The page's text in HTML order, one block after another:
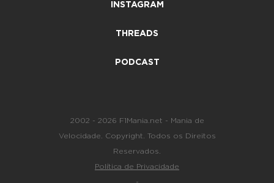
INSTAGRAM
THREADS
PODCAST
2002 - 2026 F1Mania.net - Mania de
Velocidade. Copyright. Todos os Direitos
Reservados.
Política de Privacidade